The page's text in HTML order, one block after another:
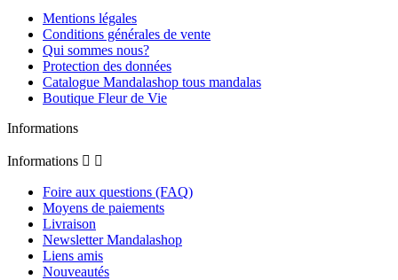
Mentions légales
Conditions générales de vente
Qui sommes nous?
Protection des données
Catalogue Mandalashop tous mandalas
Boutique Fleur de Vie
Informations
Informations  
Foire aux questions (FAQ)
Moyens de paiements
Livraison
Newsletter Mandalashop
Liens amis
Nouveautés